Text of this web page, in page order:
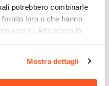
potrebbero combinarle
loro o che hanno
servizi. Attraverso la
gestire le proprie
si invita a leggere la
Mostra dettagli
esterno doppia angolare
190x190x180 h cm in
alluminio nero e doghe in